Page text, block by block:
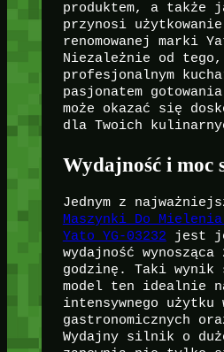
produktem, a także
przynosi
renomowanej marki
Niezależnie od
profesjonalnym
pasjonatem
może okazać się
dla Twoich
Wydajność i moc
Jednym z
Maszynki Do Mielenia
Yato YG-03232 jest
wydajność wynosząca
godzinę. Taki wynik
model ten idealnie
intensywnego użytku
gastronomicznych
Wydajny silnik o